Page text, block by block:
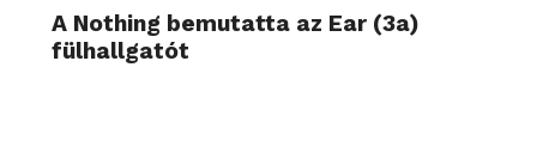
A Nothing bemutatta az Ear (3a)
fülhallgatót